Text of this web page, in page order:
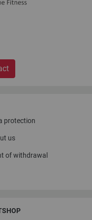
protection
us
of withdrawal